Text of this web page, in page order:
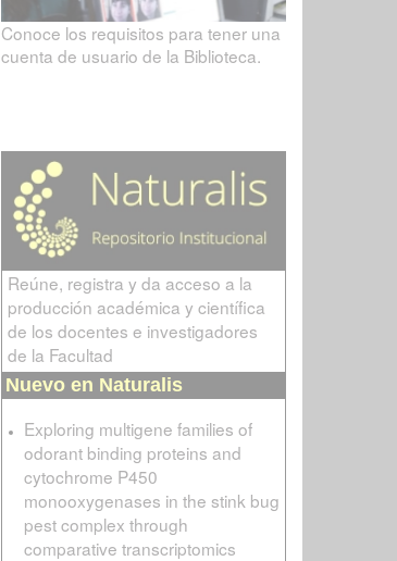
Conoce los requisitos para tener una
cuenta de usuario de la Biblioteca.
Reúne, registra y da acceso a la
producción académica y científica
de los docentes e investigadores
de la Facultad
Nuevo en Naturalis
Exploring multigene families of
odorant binding proteins and
cytochrome P450
monooxygenases in the stink bug
pest complex through
comparative transcriptomics